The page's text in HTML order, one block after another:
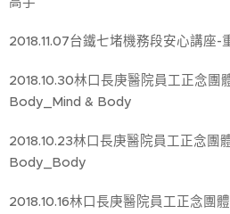
2018.11.07台鐵七堵機務段安心講座-
2018.10.30林口長庚醫院員工正念團
Body_Mind & Body
2018.10.23林口長庚醫院員工正念團
Body_Body
2018.10.16林口長庚醫院員工正念團